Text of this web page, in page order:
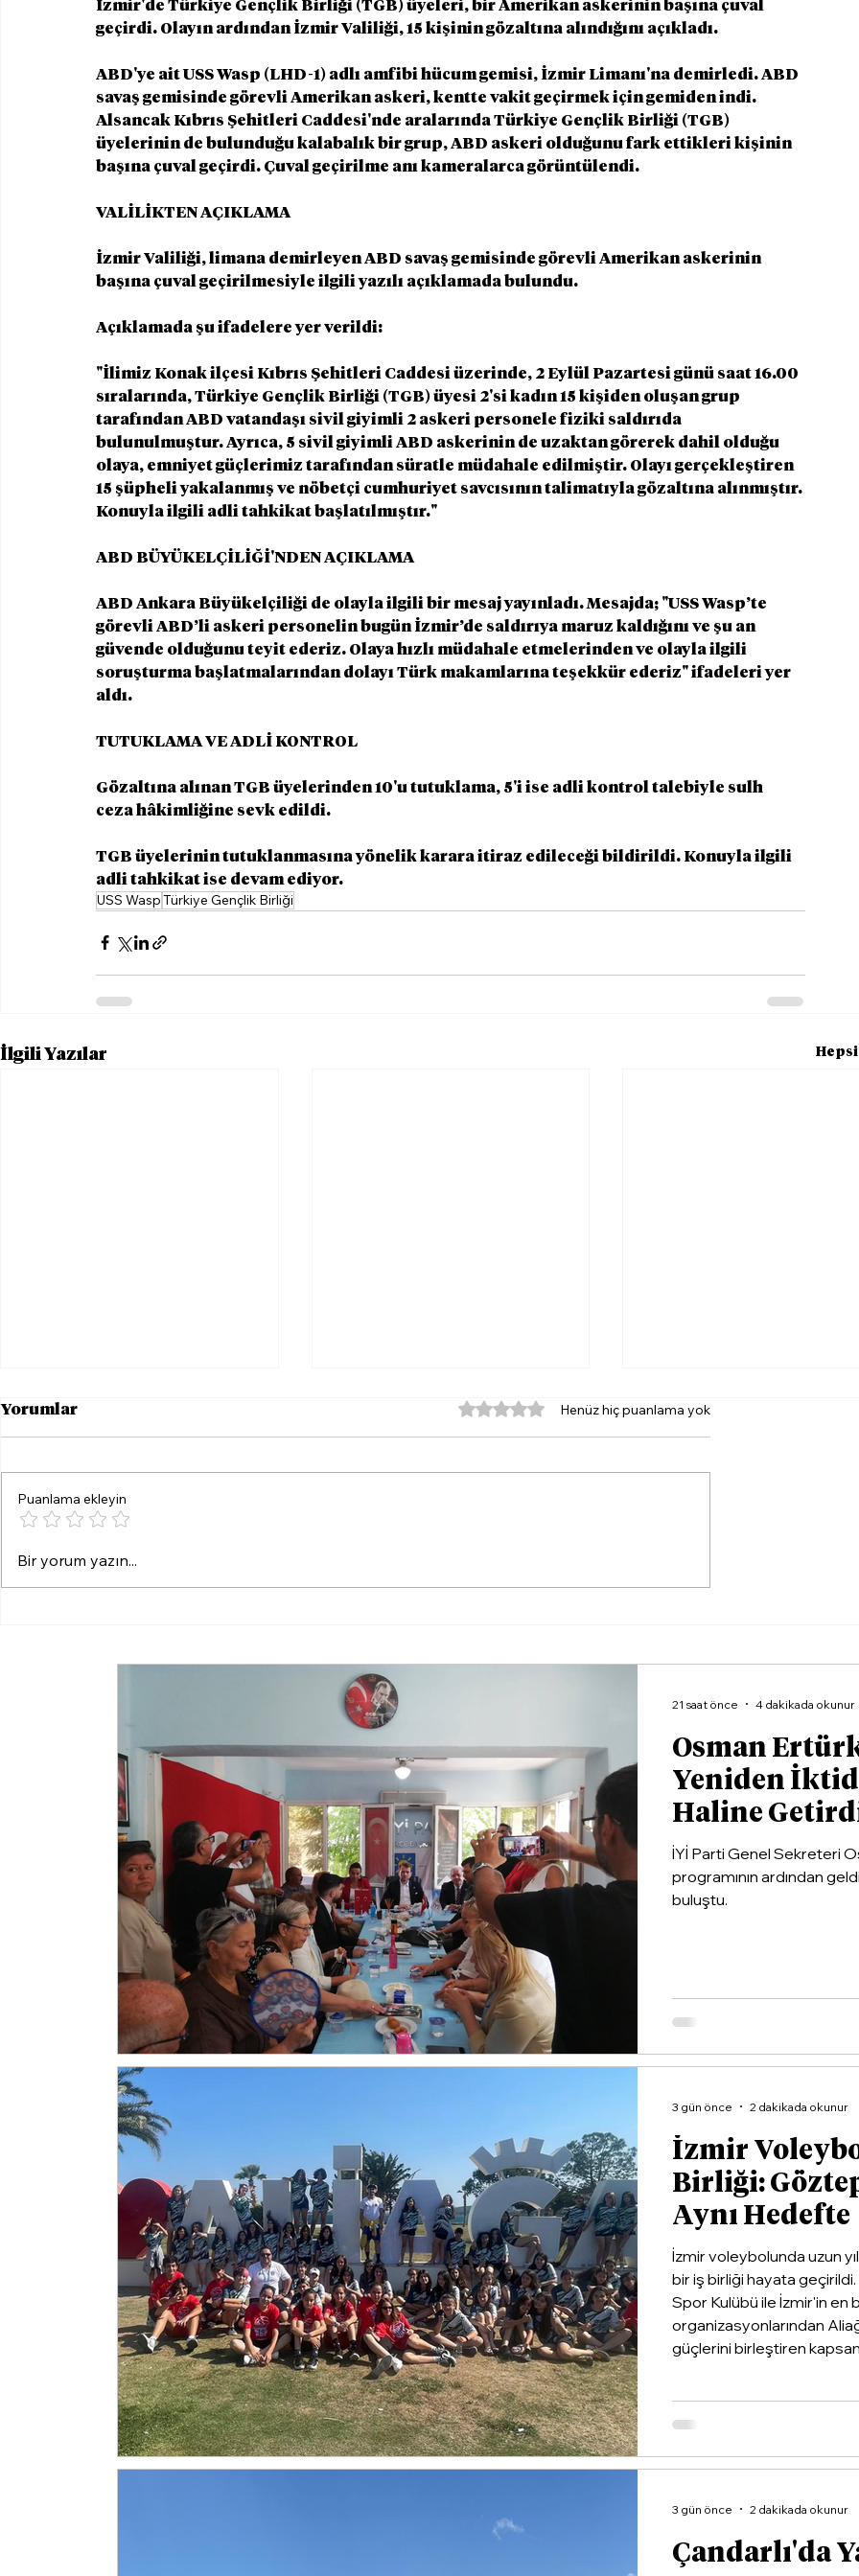
Osman
Yeniden
Haline
İYİ Parti Genel Sekreteri
programının ardından
buluştu.
21 saat önce 4 dakikada okunur
İzmir
Birliği:
Aynı Hedefte
İzmir voleybolunda uzun
bir iş birliği hayata
Spor Kulübü ile İzmir'in en
organizasyonlarından
güçlerini birleştiren
3 gün önce 2 dakikada okunur
Çandarlı'da
3 gün önce 2 dakikada okunur
İzmir'de Türkiye Gençlik Birliği (TGB) üyeleri, bir Amerikan askerinin başına çuval
geçirdi. Olayın ardından İzmir Valiliği, 15 kişinin gözaltına alındığını açıkladı.
ABD'ye ait USS Wasp (LHD-1) adlı amfibi hücum gemisi, İzmir Limanı'na demirledi. ABD
savaş gemisinde görevli Amerikan askeri, kentte vakit geçirmek için gemiden indi.
Alsancak Kıbrıs Şehitleri Caddesi'nde aralarında Türkiye Gençlik Birliği (TGB)
üyelerinin de bulunduğu kalabalık bir grup, ABD askeri olduğunu fark ettikleri kişinin
başına çuval geçirdi. Çuval geçirilme anı kameralarca görüntülendi.
VALİLİKTEN AÇIKLAMA
İzmir Valiliği, limana demirleyen ABD savaş gemisinde görevli Amerikan askerinin
başına çuval geçirilmesiyle ilgili yazılı açıklamada bulundu.
Açıklamada şu ifadelere yer verildi:
"İlimiz Konak ilçesi Kıbrıs Şehitleri Caddesi üzerinde, 2 Eylül Pazartesi günü saat 16.00
sıralarında, Türkiye Gençlik Birliği (TGB) üyesi 2'si kadın 15 kişiden oluşan grup
tarafından ABD vatandaşı sivil giyimli 2 askeri personele fiziki saldırıda
bulunulmuştur. Ayrıca, 5 sivil giyimli ABD askerinin de uzaktan görerek dahil olduğu
olaya, emniyet güçlerimiz tarafından süratle müdahale edilmiştir. Olayı gerçekleştiren
15 şüpheli yakalanmış ve nöbetçi cumhuriyet savcısının talimatıyla gözaltına alınmıştır.
Konuyla ilgili adli tahkikat başlatılmıştır."
ABD BÜYÜKELÇİLİĞİ'NDEN AÇIKLAMA
ABD Ankara Büyükelçiliği de olayla ilgili bir mesaj yayınladı. Mesajda; "USS Wasp’te
görevli ABD’li askeri personelin bugün İzmir’de saldırıya maruz kaldığını ve şu an
güvende olduğunu teyit ederiz. Olaya hızlı müdahale etmelerinden ve olayla ilgili
soruşturma başlatmalarından dolayı Türk makamlarına teşekkür ederiz" ifadeleri yer
aldı.
TUTUKLAMA VE ADLİ KONTROL
Gözaltına alınan TGB üyelerinden 10'u tutuklama, 5'i ise adli kontrol talebiyle sulh
ceza hâkimliğine sevk edildi.
TGB üyelerinin tutuklanmasına yönelik karara itiraz edileceği bildirildi. Konuyla ilgili
adli tahkikat ise devam ediyor.
USS WaspTürkiye Gençlik Birliği
İlgili Yazılar
Ödemiş’te Kurtuluş
Yorumlar 5 üzerinden 0 yıldızHenüz hiç puanlama yok
Puanlama ekleyin
Bir yorum yazın...